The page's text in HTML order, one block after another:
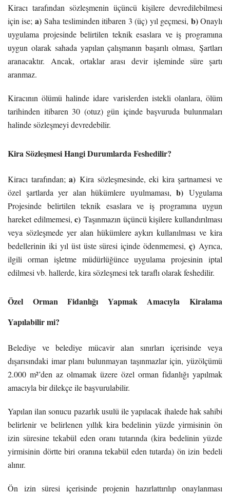
Kiracı tarafından sözleşmenin üçüncü kişilere devredilebilmesi
için ise; a)Saha tesliminden itibaren 3 (üç) yıl geçmesi, b)Onaylı
uygulama projesinde belirtilen teknik esaslara ve iş programına
uygun olarak sahada yapılan çalışmanın başarılı olması, Şartları
aranacaktır. Ancak, ortaklar arası devir işleminde süre şartı
aranmaz.
Kiracının ölümü halinde idare varislerden istekli olanlara, ölüm
tarihinden itibaren 30 (otuz) gün içinde başvuruda bulunmaları
halinde sözleşmeyi devredebilir.
Kira Sözleşmesi Hangi Durumlarda Feshedilir?
Kiracı tarafından;a) Kira sözleşmesinde, eki kira şartnamesi ve
özel şartlarda yer alan hükümlere uyulmaması,b)Uygulama
Projesinde belirtilen teknik esaslara ve iş programına uygun
hareket edilmemesi,c)Taşınmazın üçüncü kişilere kullandırılması
veya sözleşmede yer alan hükümlere aykırı kullanılması ve kira
bedellerinin iki yıl üst üste süresi içinde ödenmemesi,ç)Ayrıca,
ilgili orman işletme müdürlüğünce uygulama projesinin iptal
edilmesi vb. hallerde, kira sözleşmesi tek taraflı olarak feshedilir.
Özel Orman Fidanlığı Yapmak Amacıyla Kiralama
Yapılabilir mi?
Belediye ve belediye mücavir alan sınırları içerisinde veya
dışarısındaki imar planı bulunmayan taşınmazlar için, yüzölçümü
2.000 m²’den az olmamak üzere özel orman fidanlığı yapılmak
amacıyla bir dilekçe ile başvurulabilir.
Yapılan ilan sonucu pazarlık usulü ile yapılacak ihalede hak sahibi
belirlenir ve belirlenen yıllık kira bedelinin yüzde yirmisinin ön
izin süresine tekabül eden oranı tutarında (kira bedelinin yüzde
yirmisinin dörtte biri oranına tekabül eden tutarda) ön izin bedeli
alınır.
Ön izin süresi içerisinde projenin hazırlattırılıp onaylanması